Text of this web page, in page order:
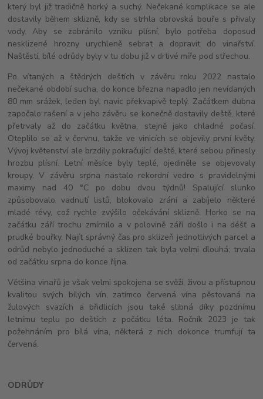
který byl již tradičně horký a suchý. Nečekané komplikace se ale
dostavily během sklizně, kdy se strhla obrovská bouře s přivaly
vody. Aby se zabránilo vzniku plísní, bylo potřeba doposud
nesklizené hrozny urychleně sebrat a dopravit do vinařství.
Naštěstí, bílé odrůdy byly v tu dobu již v drtivé míře pod střechou.
Po vítaných a štědrých deštích v závěru roku 2022 nastalo
nečekané období sucha, do konce března napadlo jen nevídaných
80 mm srážek, leden byl navíc překvapivě teplý. Začátkem dubna
započalo rašení a v jeho závěru se konečně dostavily deště, které
přetrvaly až do začátku května, stejně jako chladné počasí.
Oteplilo se až v červnu, takže ve vinicích se objevily první květy.
Vývoj květenství ale brzdily pokračující deště, které sebou přinesly
hrozbu plísní. Letní měsíce byly teplé, ojediněle se objevovaly
kroupy. V závěru srpna nastalo rekordní vedro s pravidelnými
maximy nad 40 °C po dobu dvou týdnů! Spalující slunko
způsobovalo vadnutí listů, blokovalo zrání a zabíjelo některé
mladé révy, což rychle zvýšilo očekávání sklizně. Horko se na
začátku září trochu zmírnilo a v polovině září došlo i na déšť a
prudké bouřky. Najít správný čas pro sklizeň jednotlivých parcel a
odrůd nebylo jednoduché a sklizen tak byla velmi dlouhá; trvala
od začátku srpna do konce října.
Většina vinařů je však velmi spokojena se svěží, živou a přístupnou
kvalitou svých bílých vín, zatímco červená vína pěstovaná na
žulových svazích a břidlicích jsou také slibná díky pozdnímu
letnímu teplu po deštích z počátku léta. Ročník 2023 je tak
požehnáním pro bílá vína, některá z nich dokonce trumfují ta
červená.
ODRŮDY